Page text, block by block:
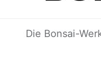
Die Bonsai-